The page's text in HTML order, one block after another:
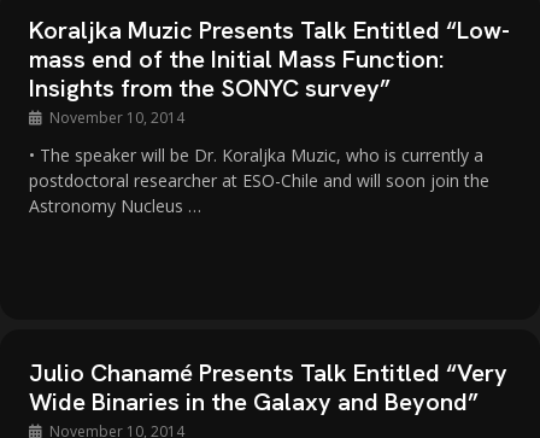
Koraljka Muzic Presents Talk Entitled “Low-
mass end of the Initial Mass Function:
Insights from the SONYC survey”
November 10, 2014
• The speaker will be Dr. Koraljka Muzic, who is currently a
postdoctoral researcher at ESO-Chile and will soon join the
Astronomy Nucleus …
Julio Chanamé Presents Talk Entitled “Very
Wide Binaries in the Galaxy and Beyond”
November 10, 2014